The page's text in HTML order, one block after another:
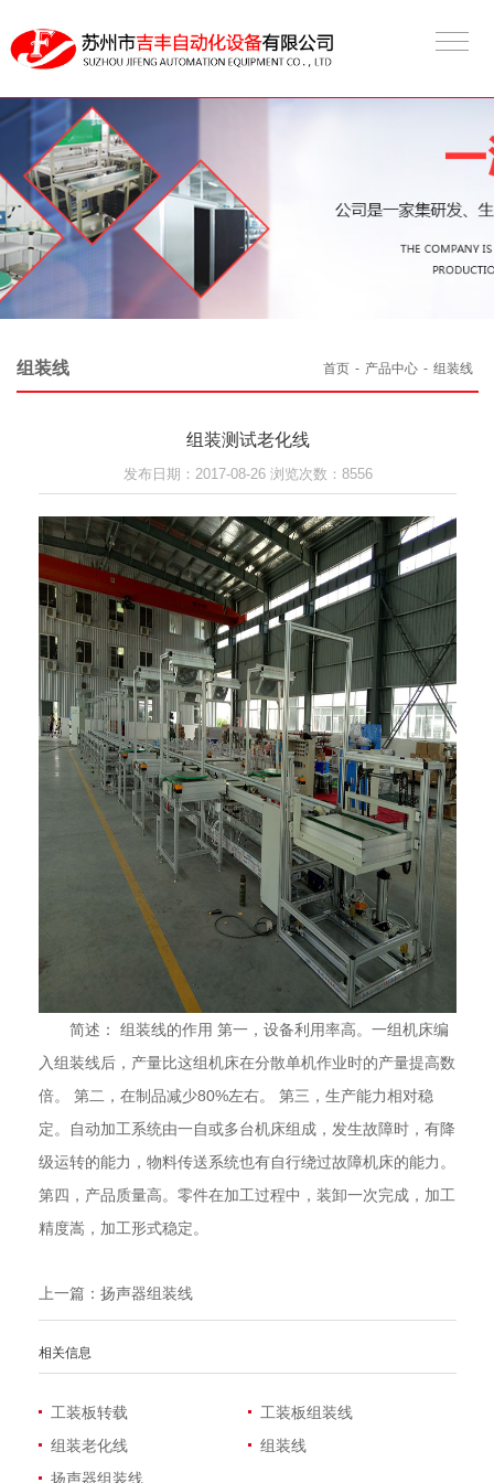
首页 - 产品中心 - 组装线
组装线
组装测试老化线
发布日期：2017-08-26 浏览次数：8556
简述： 组装线的作用 第一，设备利用率高。一组机床编
入组装线后，产量比这组机床在分散单机作业时的产量提高数
倍。 第二，在制品减少80%左右。 第三，生产能力相对稳
定。自动加工系统由一自或多台机床组成，发生故障时，有降
级运转的能力，物料传送系统也有自行绕过故障机床的能力。
第四，产品质量高。零件在加工过程中，装卸一次完成，加工
精度嵩，加工形式稳定。
上一篇： 扬声器组装线
相关信息
工装板转载
工装板组装线
组装老化线
组装线
扬声器组装线